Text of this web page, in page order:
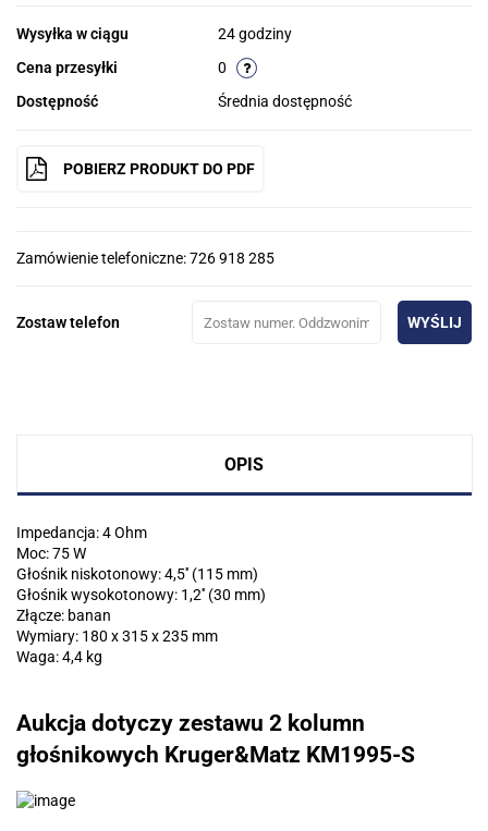
Wysyłka w ciągu
24 godziny
Cena przesyłki
0
Dostępność
Średnia dostępność
POBIERZ PRODUKT DO PDF
Zamówienie telefoniczne: 726 918 285
Zostaw telefon WYŚLIJ
OPIS
Impedancja: 4 Ohm
Moc: 75 W
Głośnik niskotonowy: 4,5'' (115 mm)
Głośnik wysokotonowy: 1,2'' (30 mm)
Złącze: banan
Wymiary: 180 x 315 x 235 mm
Waga: 4,4 kg
Aukcja dotyczy zestawu 2 kolumn
głośnikowych Kruger&Matz KM1995-S